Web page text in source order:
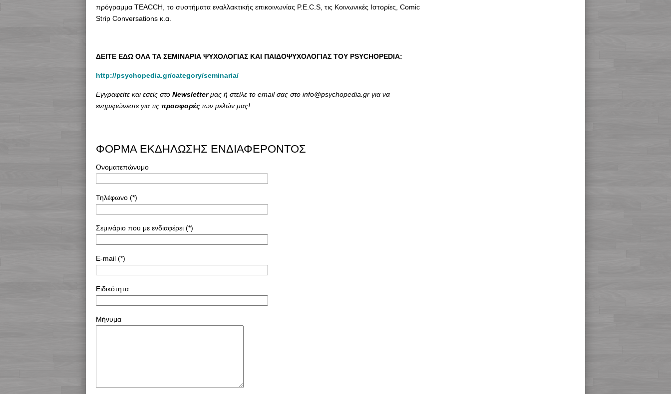
πρόγραμμα TEACCH, το συστήματα εναλλακτικής επικοινωνίας P.E.C.S, τις Κοινωνικές Ιστορίες, Comic
Strip Conversations κ.α.
ΔΕΙΤΕ ΕΔΩ ΟΛΑ ΤΑ ΣΕΜΙΝΑΡΙΑ ΨΥΧΟΛΟΓΙΑΣ ΚΑΙ ΠΑΙΔΟΨΥΧΟΛΟΓΙΑΣ TOY PSYCHOPEDIA:
http://psychopedia.gr/category/seminaria/
Εγγραφείτε και εσείς στο Newsletterμας ή στείλε το email σας στο info@psychopedia.gr για να
ενημερώνεστε για τις προσφορέςτων μελών μας!
ΦΟΡΜΑ ΕΚΔΗΛΩΣΗΣ ΕΝΔΙΑΦΕΡΟΝΤΟΣ
Ονοματεπώνυμο
Τηλέφωνο (*)
Σεμινάριο που με ενδιαφέρει (*)
E-mail (*)
Ειδικότητα
Μήνυμα